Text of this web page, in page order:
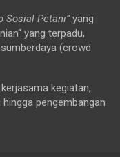
Sosial Petani”yang
yang terpadu,
(crowd
kegiatan,
pengembangan